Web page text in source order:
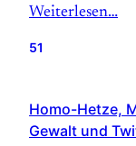
Weiterlesen…
51
Homo-Hetze,
Gewalt und